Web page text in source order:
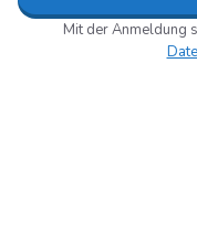
Mit der Anmeldung